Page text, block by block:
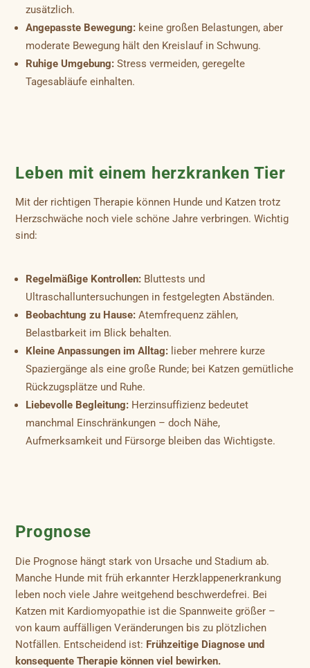
zusätzlich.
Angepasste Bewegung: keine großen Belastungen, aber
moderate Bewegung hält den Kreislauf in Schwung.
Ruhige Umgebung: Stress vermeiden, geregelte
Tagesabläufe einhalten.
Leben mit einem herzkranken Tier
Mit der richtigen Therapie können Hunde und Katzen trotz
Herzschwäche noch viele schöne Jahre verbringen. Wichtig
sind:
Regelmäßige Kontrollen: Bluttests und
Ultraschalluntersuchungen in festgelegten Abständen.
Beobachtung zu Hause: Atemfrequenz zählen,
Belastbarkeit im Blick behalten.
Kleine Anpassungen im Alltag: lieber mehrere kurze
Spaziergänge als eine große Runde; bei Katzen gemütliche
Rückzugsplätze und Ruhe.
Liebevolle Begleitung: Herzinsuffizienz bedeutet
manchmal Einschränkungen – doch Nähe,
Aufmerksamkeit und Fürsorge bleiben das Wichtigste.
Prognose
Die Prognose hängt stark von Ursache und Stadium ab.
Manche Hunde mit früh erkannter Herzklappenerkrankung
leben noch viele Jahre weitgehend beschwerdefrei. Bei
Katzen mit Kardiomyopathie ist die Spannweite größer –
von kaum auffälligen Veränderungen bis zu plötzlichen
Notfällen. Entscheidend ist: Frühzeitige Diagnose und
konsequente Therapie können viel bewirken.